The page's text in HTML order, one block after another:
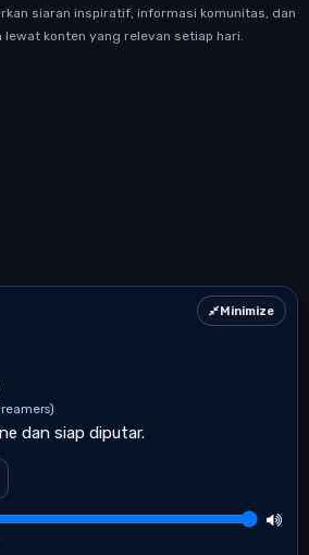
siaran inspiratif, informasi komunitas, dan
konten yang relevan setiap hari.
Minimize
dan siap diputar.